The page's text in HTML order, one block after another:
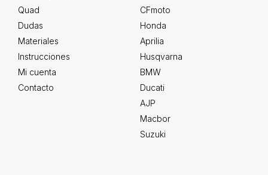
Quad
Dudas
Materiales
Instrucciones
Mi cuenta
Contacto
CFmoto
Honda
Aprilia
Husqvarna
BMW
Ducati
AJP
Macbor
Suzuki